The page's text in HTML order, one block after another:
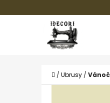
Domů
/ Ubrusy /
Zpět
obchodu
Zpět
obchodu